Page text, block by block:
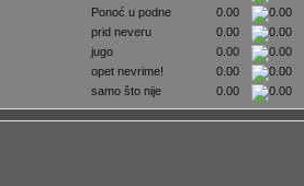
Ponoć u podne
0.00
prid neveru
0.00
jugo
0.00
opet nevrime!
0.00
samo što nije
0.00